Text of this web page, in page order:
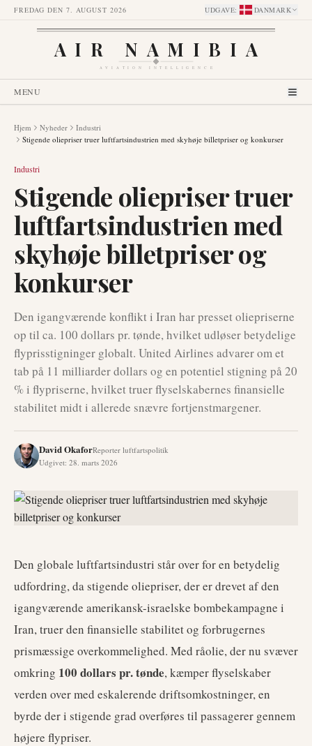
FREDAG DEN 7. AUGUST 2026 UDGAVE: DANMARK
AIR NAMIBIA
AVIATION INTELLIGENCE
MENU
Hjem Nyheder
Industri
Stigende oliepriser truer luftfartsindustrien med skyhøje billetpriser og konkurser
Industri
Stigende oliepriser truer
luftfartsindustrien med
skyhøje billetpriser og
konkurser
Den igangværende konflikt i Iran har presset oliepriserne
op til ca. 100 dollars pr. tønde, hvilket udløser betydelige
flyprisstigninger globalt. United Airlines advarer om et
tab på 11 milliarder dollars og en potentiel stigning på 20
% i flypriserne, hvilket truer flyselskabernes finansielle
stabilitet midt i allerede snævre fortjenstmargener.
David OkaforReporter luftfartspolitik
Udgivet: 28. marts 2026
Den globale luftfartsindustri står over for en betydelig
udfordring, da stigende oliepriser, der er drevet af den
igangværende amerikansk-israelske bombekampagne i
Iran, truer den finansielle stabilitet og forbrugernes
prismæssige overkommelighed. Med råolie, der nu svæver
omkring 100 dollars pr. tønde, kæmper flyselskaber
verden over med eskalerende driftsomkostninger, en
byrde der i stigende grad overføres til passagerer gennem
højere flypriser.